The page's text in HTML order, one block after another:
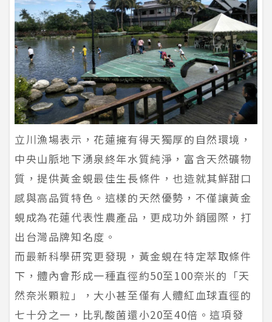
立川漁場表示，花蓮擁有得天獨厚的自然環境，
中央山脈地下湧泉終年水質純淨，富含天然礦物
質，提供黃金蜆最佳生長條件，也造就其鮮甜口
感與高品質特色。這樣的天然優勢，不僅讓黃金
蜆成為花蓮代表性農產品，更成功外銷國際，打
出台灣品牌知名度。
而最新科學研究更發現，黃金蜆在特定萃取條件
下，體內會形成一種直徑約50至100奈米的「天
然奈米顆粒」，大小甚至僅有人體紅血球直徑的
七十分之一，比乳酸菌還小20至40倍。這項發